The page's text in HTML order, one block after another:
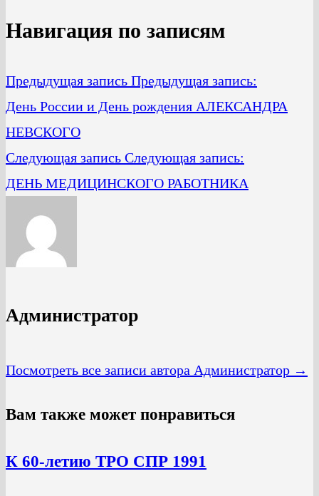
Навигация по записям
Предыдущая запись Предыдущая запись:
День России и День рождения АЛЕКСАНДРА
НЕВСКОГО
Следующая запись Следующая запись:
ДЕНЬ МЕДИЦИНСКОГО РАБОТНИКА
Администратор
Посмотреть все записи автора Администратор →
Вам также может понравиться
К 60-летию ТРО СПР 1991